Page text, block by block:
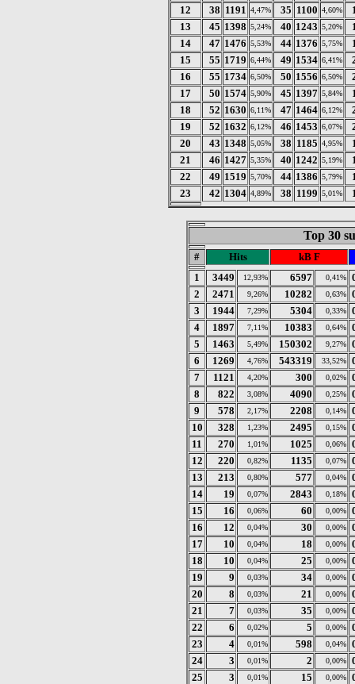
12
38 1191 4,47% 35 1100 4,60%
13
45 1398 5,24% 40 1243 5,20%
14
47 1476 5,53% 44 1376 5,75%
15
55 1719 6,44% 49 1534 6,41%
16
55 1734 6,50% 50 1556 6,50%
17
50 1574 5,90% 45 1397 5,84%
18
52 1630 6,11% 47 1464 6,12%
19
52 1632 6,12% 46 1453 6,07%
20
43 1348 5,05% 38 1185 4,95%
21
46 1427 5,35% 40 1242 5,19%
22
49 1519 5,70% 44 1386 5,79%
23
42 1304 4,89% 38 1199 5,01%
Top 30
# Hits
kB F
1
3449 12,93% 6597 0,41%
2
2471 9,26% 10282 0,63%
3
1944 7,29% 5304 0,33%
4
1897 7,11% 10383 0,64%
5
1463 5,49% 150302 9,27%
6
1269 4,76% 543319 33,52%
7
1121 4,20% 300 0,02%
8
822 3,08% 4090 0,25%
9
578 2,17% 2208 0,14%
10
328 1,23% 2495 0,15%
11
270 1,01% 1025 0,06%
12
220 0,82% 1135 0,07%
13
213 0,80% 577 0,04%
14
19 0,07% 2843 0,18%
15
16 0,06% 60 0,00%
16
12 0,04% 30 0,00%
17
10 0,04% 18 0,00%
18
10 0,04% 25 0,00%
19
9 0,03% 34 0,00%
20
8 0,03% 21 0,00%
21
7 0,03% 35 0,00%
22
6 0,02% 5 0,00%
23
4 0,01% 598 0,04%
24
3 0,01% 2 0,00%
25
3 0,01% 15 0,00%